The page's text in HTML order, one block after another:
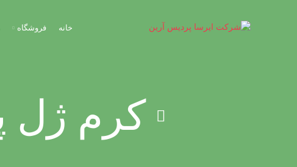
خانه فروشگاه
کرم ژل